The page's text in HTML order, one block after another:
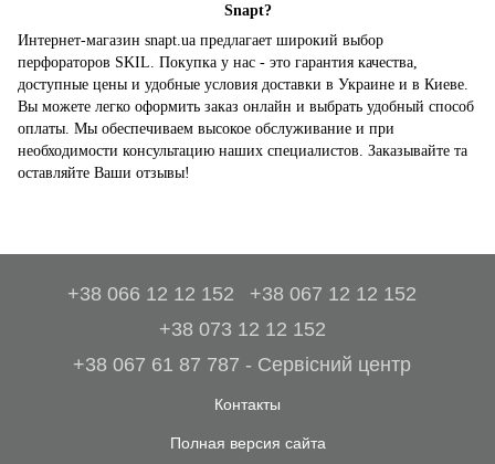
Snapt?
Интернет-магазин snapt.ua предлагает широкий выбор
перфораторов SKIL. Покупка у нас - это гарантия качества,
доступные цены и удобные условия доставки в Украине и в Киеве.
Вы можете легко оформить заказ онлайн и выбрать удобный способ
оплаты. Мы обеспечиваем высокое обслуживание и при
необходимости консультацию наших специалистов. Заказывайте та
оставляйте Ваши отзывы!
+38 066 12 12 152
+38 067 12 12 152
+38 073 12 12 152
+38 067 61 87 787 - Сервісний центр
Контакты
Полная версия сайта